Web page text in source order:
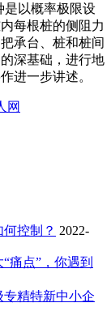
是以概率极限设
每根桩的侧阻力
承台、桩和桩间
深基础，进行地
进一步讲述。
网
控制？ 2022-
痛点”，你遇到
专精特新中小企